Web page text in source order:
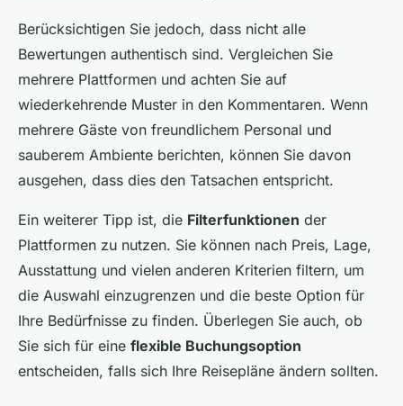
Berücksichtigen Sie jedoch, dass nicht alle
Bewertungen authentisch sind. Vergleichen Sie
mehrere Plattformen und achten Sie auf
wiederkehrende Muster in den Kommentaren. Wenn
mehrere Gäste von freundlichem Personal und
sauberem Ambiente berichten, können Sie davon
ausgehen, dass dies den Tatsachen entspricht.
Ein weiterer Tipp ist, die Filterfunktionen der
Plattformen zu nutzen. Sie können nach Preis, Lage,
Ausstattung und vielen anderen Kriterien filtern, um
die Auswahl einzugrenzen und die beste Option für
Ihre Bedürfnisse zu finden. Überlegen Sie auch, ob
Sie sich für eine flexible Buchungsoption
entscheiden, falls sich Ihre Reisepläne ändern sollten.